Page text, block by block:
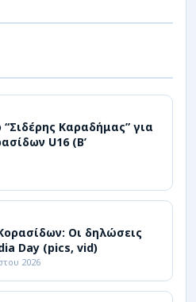
Καραδήμας” για
U16 (Β’
Οι δηλώσεις
Day (pics, vid)
2026